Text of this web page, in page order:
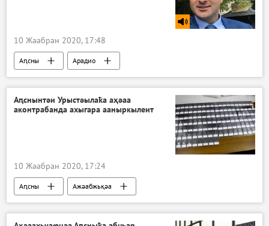
10 Жәабран 2020, 17:48
Аԥсны Арадио
Аԥснынтәи Урыстәылаҟа аҳәаа
аконтрабанда ахыгара ааныркылеит
10 Жәабран 2020, 17:24
Аԥсны Ажәабжьқәа